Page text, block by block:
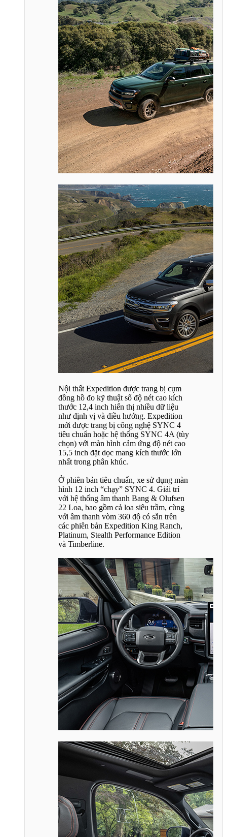
Nội thất Expedition được trang bị cụm
đồng hồ đo kỹ thuật số độ nét cao kích
thước 12,4 inch hiển thị nhiều dữ liệu
như định vị và điều hướng. Expedition
mới được trang bị công nghệ SYNC 4
tiêu chuẩn hoặc hệ thống SYNC 4A (tùy
chọn) với màn hình cảm ứng độ nét cao
15,5 inch đặt dọc mang kích thước lớn
nhất trong phân khúc.
Ở phiên bản tiêu chuẩn, xe sử dụng màn
hình 12 inch “chạy” SYNC 4. Giải trí
với hệ thống âm thanh Bang & Olufsen
22 Loa, bao gồm cả loa siêu trầm, cùng
với âm thanh vòm 360 độ có sẵn trên
các phiên bản Expedition King Ranch,
Platinum, Stealth Performance Edition
và Timberline.